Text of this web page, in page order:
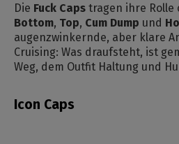
Die Fuck Caps tragen ihre Rolle
Bottom, Top, Cum Dump und
augenzwinkernde, aber klare
Cruising: Was draufsteht, ist
Weg, dem Outfit Haltung und
Icon Caps